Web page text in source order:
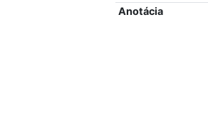
Anotácia